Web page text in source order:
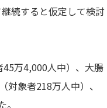
続すると仮定して検討
万4,000人中）、大腸
象者218万人中）、